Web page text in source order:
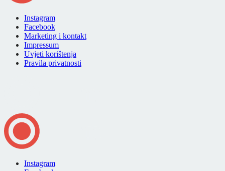
Instagram
Facebook
Marketing i kontakt
Impressum
Uvjeti korištenja
Pravila privatnosti
Instagram